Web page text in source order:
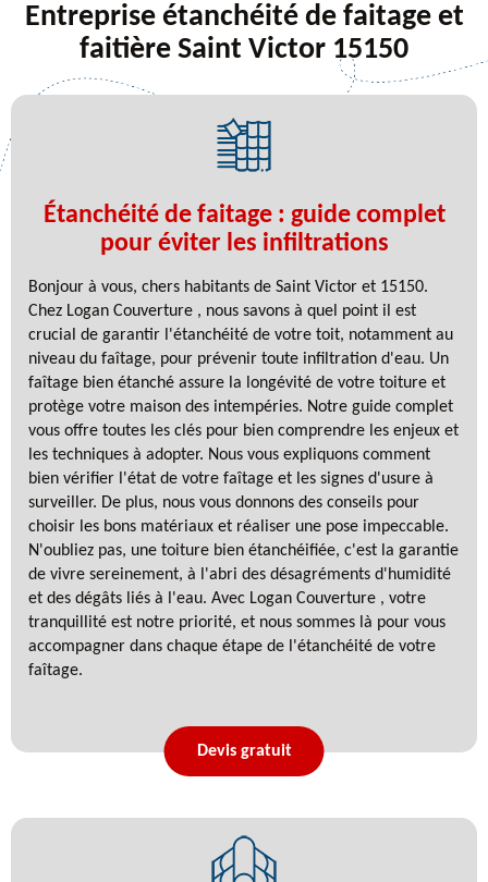
Entreprise étanchéité de faitage et
faitière Saint Victor 15150
Étanchéité de faitage : guide complet
pour éviter les infiltrations
Bonjour à vous, chers habitants de Saint Victor et 15150.
Chez Logan Couverture , nous savons à quel point il est
crucial de garantir l'étanchéité de votre toit, notamment au
niveau du faîtage, pour prévenir toute infiltration d'eau. Un
faîtage bien étanché assure la longévité de votre toiture et
protège votre maison des intempéries. Notre guide complet
vous offre toutes les clés pour bien comprendre les enjeux et
les techniques à adopter. Nous vous expliquons comment
bien vérifier l'état de votre faîtage et les signes d'usure à
surveiller. De plus, nous vous donnons des conseils pour
choisir les bons matériaux et réaliser une pose impeccable.
N'oubliez pas, une toiture bien étanchéifiée, c'est la garantie
de vivre sereinement, à l'abri des désagréments d'humidité
et des dégâts liés à l'eau. Avec Logan Couverture , votre
tranquillité est notre priorité, et nous sommes là pour vous
accompagner dans chaque étape de l'étanchéité de votre
faîtage.
Devis gratuit